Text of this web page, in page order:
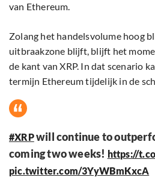
van Ethereum.
Zolang het handelsvolume hoog
uitbraakzone blijft, blijft het
de kant van XRP. In dat scenario
termijn Ethereum tijdelijk in de
#XRPwill continue to
coming two weeks! https://
pic.twitter.com/3YyWBmKxcA